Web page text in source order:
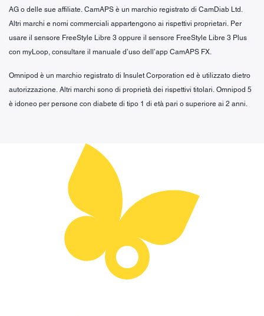
AG o delle sue affiliate. CamAPS è un marchio registrato di CamDiab Ltd.
Altri marchi e nomi commerciali appartengono ai rispettivi proprietari. Per
usare il sensore FreeStyle Libre 3 oppure il sensore FreeStyle Libre 3 Plus
con myLoop, consultare il manuale d’uso dell’app CamAPS FX.
Omnipod è un marchio registrato di Insulet Corporation ed è utilizzato dietro
autorizzazione. Altri marchi sono di proprietà dei rispettivi titolari. Omnipod 5
è idoneo per persone con diabete di tipo 1 di età pari o superiore ai 2 anni.